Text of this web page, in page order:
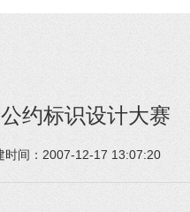
约标识设计大赛
时间： 2007-12-17 13:07:20